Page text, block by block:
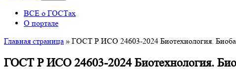
ВСЕ о ГОСТах
О портале
Главная страница » ГОСТ Р ИСО 24603-2024 Биотехнология.
ГОСТ Р ИСО 24603-2024 Биотехнология.